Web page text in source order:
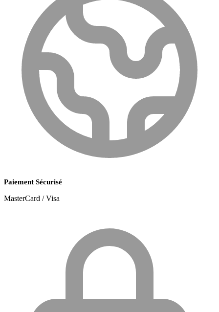
Paiement Sécurisé
MasterCard / Visa